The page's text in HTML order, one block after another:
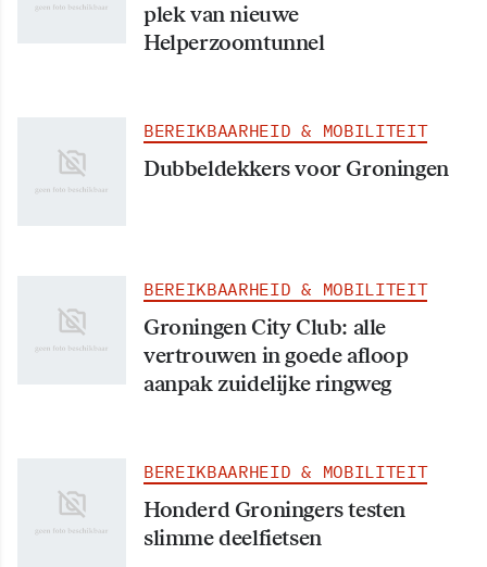
plek van nieuwe
Helperzoomtunnel
BEREIKBAARHEID & MOBILITEIT
Dubbeldekkers voor Groningen
BEREIKBAARHEID & MOBILITEIT
Groningen City Club: alle
vertrouwen in goede afloop
aanpak zuidelijke ringweg
BEREIKBAARHEID & MOBILITEIT
Honderd Groningers testen
slimme deelfietsen